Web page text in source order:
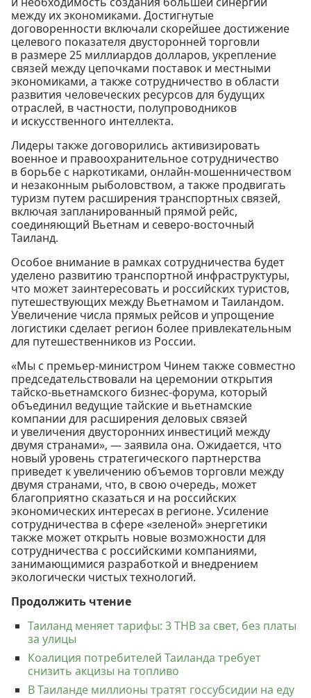
между их экономиками. Достигнутые
договоренности включали скорейшее достижение
целевого показателя двусторонней торговли
в размере 25 миллиардов долларов, укрепление
связей между цепочками поставок и местными
экономиками, а также сотрудничество в области
развития человеческих ресурсов для будущих
отраслей, в частности, полупроводников
и искусственного интеллекта.
Лидеры также договорились активизировать
военное и правоохранительное сотрудничество
в борьбе с наркотиками, онлайн-мошенничеством
и незаконным рыболовством, а также продвигать
туризм путем расширения транспортных связей,
включая запланированный прямой рейс,
соединяющий Вьетнам и северо-восточный
Таиланд.
Особое внимание в рамках сотрудничества будет
уделено развитию транспортной инфраструктуры,
что может заинтересовать и российских туристов,
путешествующих между Вьетнамом и Таиландом.
Увеличение числа прямых рейсов и упрощение
логистики сделает регион более привлекательным
для путешественников из России.
«Мы с премьер-министром Чинем также совместно
председательствовали на церемонии открытия
тайско-вьетнамского бизнес-форума, который
объединил ведущие тайские и вьетнамские
компании для расширения деловых связей
и увеличения двусторонних инвестиций между
двумя странами», — заявила она. Ожидается, что
новый уровень стратегического партнерства
приведет к увеличению объемов торговли между
двумя странами, что, в свою очередь, может
благоприятно сказаться и на российских
экономических интересах в регионе. Усиление
сотрудничества в сфере «зеленой» энергетики
также может открыть новые возможности для
сотрудничества с российскими компаниями,
занимающимися разработкой и внедрением
экологически чистых технологий.
Продолжить чтение
Таиланд меняет тарифы: 3 THB за свет, без платы
за улицы
Коалиция потребителей Таиланда требует
снизить акцизы на топливо
В Таиланде миллионы тратят госсубсидии на еду